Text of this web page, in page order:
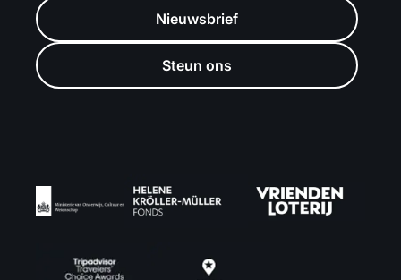
Nieuwsbrief
Steun ons